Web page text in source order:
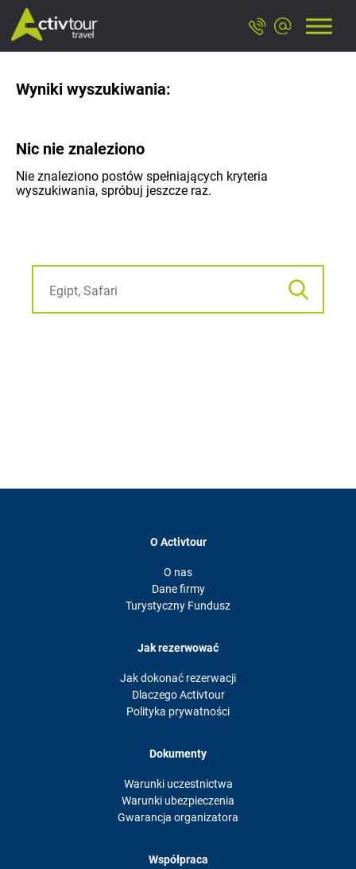
Wyniki wyszukiwania:
Nic nie znaleziono
Nie znaleziono postów spełniających kryteria
wyszukiwania, spróbuj jeszcze raz.
O Activtour
O nas
Dane firmy
Turystyczny Fundusz
Jak rezerwować
Jak dokonać rezerwacji
Dlaczego Activtour
Polityka prywatności
Dokumenty
Warunki uczestnictwa
Warunki ubezpieczenia
Gwarancja organizatora
Współpraca